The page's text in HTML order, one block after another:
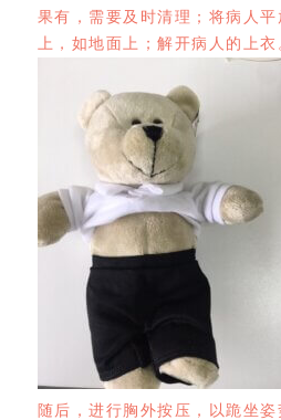
果有，需要及时清理；将病人
上，如地面上；解开病人的上衣
随后，进行胸外按压，以跪坐